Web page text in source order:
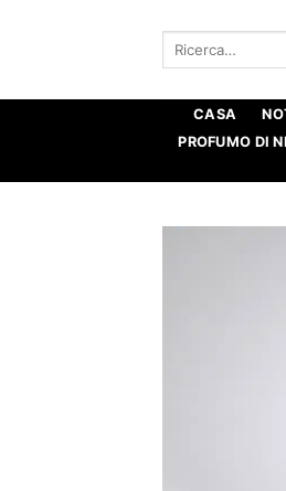
Ricerca
CASA
PROFUMO DI